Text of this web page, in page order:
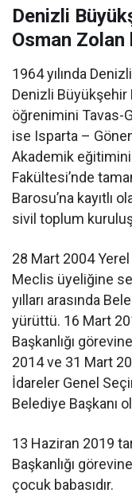
Denizli
Osman
1964 yılında
Denizli Büyükşehir
öğrenimini Tavas-
ise Isparta –
Akademik
Fakültesi’nde
Barosu’na kayıtlı
sivil toplum
28 Mart 2004
Meclis üyeliğine
yılları arasında
yürüttü. 16 Mart
Başkanlığı
2014 ve 31 Mart
İdareler Genel
Belediye Başkanı
13 Haziran 2019
Başkanlığı
çocuk babasıdır.